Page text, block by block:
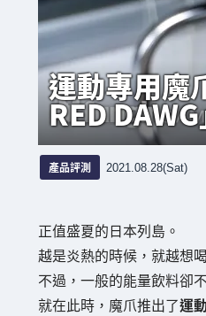
運動專用魔
RED DAWG
產品評測 2021.08.28(Sat)
正值盛夏的日本列島。
越是炎熱的時候，就越想
不過，一般的能量飲料卻
就在此時，魔爪推出了運